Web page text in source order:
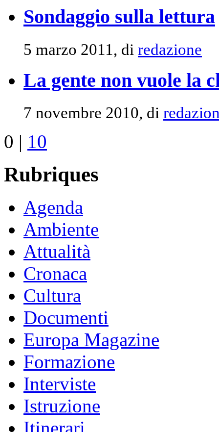
Sondaggio sulla lettura
5 marzo 2011, di redazione
La gente non vuole la
7 novembre 2010, di
0 | 10
Rubriques
Agenda
Ambiente
Attualità
Cronaca
Cultura
Documenti
Europa Magazine
Formazione
Interviste
Istruzione